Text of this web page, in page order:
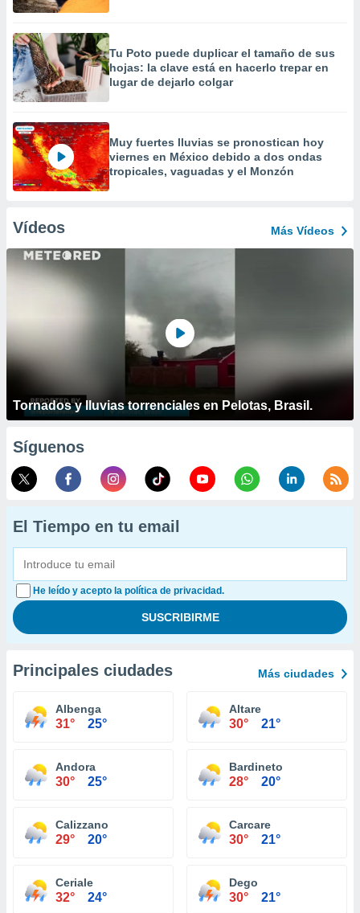
Tu Poto puede duplicar el tamaño de sus
hojas: la clave está en hacerlo trepar en
lugar de dejarlo colgar
Muy fuertes lluvias se pronostican hoy
viernes en México debido a dos ondas
tropicales, vaguadas y el Monzón
Vídeos Más Vídeos
Tornados y lluvias torrenciales en Pelotas, Brasil.
Síguenos
El Tiempo en tu email
He leído y acepto la política de privacidad.
Principales ciudades Más ciudades
Albenga
31° 25°
Altare
30° 21°
Andora
30° 25°
Bardineto
28° 20°
Calizzano
29° 20°
Carcare
30° 21°
Ceriale
32° 24°
Dego
30° 21°